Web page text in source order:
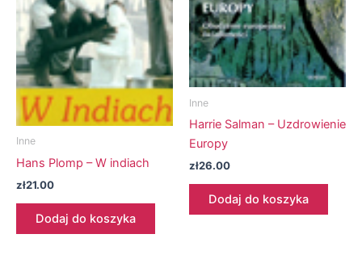
Inne
Hans Plomp – W indiach
zł21.00
Dodaj do koszyka
Inne
Harrie Salman – Uzdrowienie
Europy
zł26.00
Dodaj do koszyka